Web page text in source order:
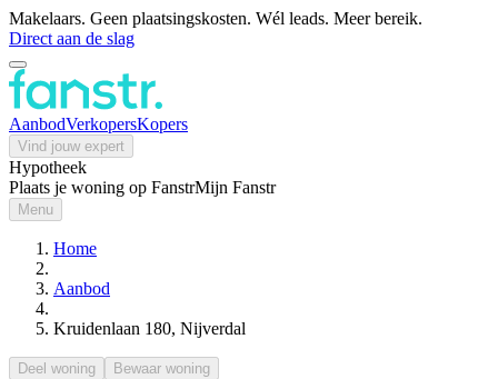
Makelaars. Geen plaatsingskosten. Wél leads. Meer bereik.
Direct aan de slag
AanbodVerkopersKopers
Vind jouw expert
Hypotheek
Plaats je woning op FanstrMijn Fanstr
Menu
Home
Aanbod
Kruidenlaan 180, Nijverdal
Deel woning Bewaar woning